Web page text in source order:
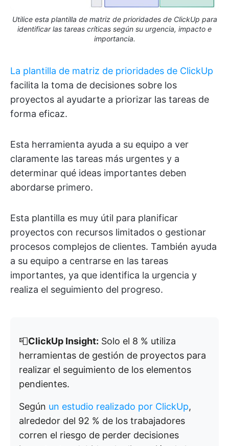
Utilice esta plantilla de matriz de prioridades de ClickUp para
identificar las tareas críticas según su urgencia, impacto e
importancia.
La plantilla de matriz de prioridades de ClickUp
facilita la toma de decisiones sobre los
proyectos al ayudarte a priorizar las tareas de
forma eficaz.
Esta herramienta ayuda a su equipo a ver
claramente las tareas más urgentes y a
determinar qué ideas importantes deben
abordarse primero.
Esta plantilla es muy útil para planificar
proyectos con recursos limitados o gestionar
procesos complejos de clientes. También ayuda
a su equipo a centrarse en las tareas
importantes, ya que identifica la urgencia y
realiza el seguimiento del progreso.
📮ClickUp Insight: Solo el 8 % utiliza
herramientas de gestión de proyectos para
realizar el seguimiento de los elementos
pendientes.
Según un estudio realizado por ClickUp,
alrededor del 92 % de los trabajadores
corren el riesgo de perder decisiones